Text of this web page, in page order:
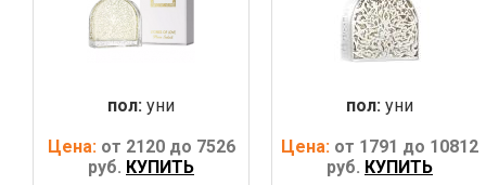
пол: уни
Цена: от 2120 до 7526
руб. КУПИТЬ
пол: уни
Цена: от 1791 до 10812
руб. КУПИТЬ